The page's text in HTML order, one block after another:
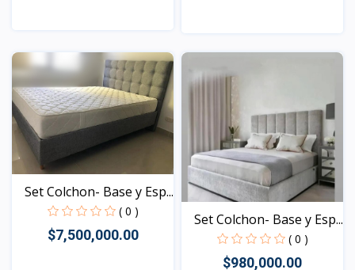
Vista
Set Colchon- Base y Esp...
( 0 )
$7,500,000.00
Set Colchon- Base y Esp...
( 0 )
$980,000.00